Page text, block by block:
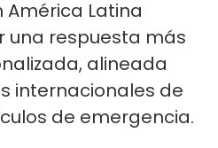
Latina
una respuesta más
alineada
internacionales de
de emergencia.